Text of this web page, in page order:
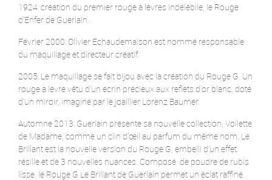
1924: création du premier rouge à lèvres indélébile, le Rouge
d’Enfer de Guerlain.
Février 2000: Olivier Echaudemaison est nommé responsable
du maquillage et directeur créatif.
2005: Le maquillage se fait bijou avec la création du Rouge G. Un
rouge à lèvre vêtu d’un écrin précieux aux reflets d'or blanc, doté
d'un miroir, imaginé par le joaillier Lorenz Baumer.
Automne 2013: Guerlain présente sa nouvelle collection, Voilette
de Madame, comme un clin d’œil au parfum du même nom. Le
Brillant est la nouvelle version du Rouge G, embelli d’un effet
résille et de 3 nouvelles nuances. Composé de poudre de rubis
lisse, le Rouge G Le Brillant de Guerlain permet un éclat raffiné.